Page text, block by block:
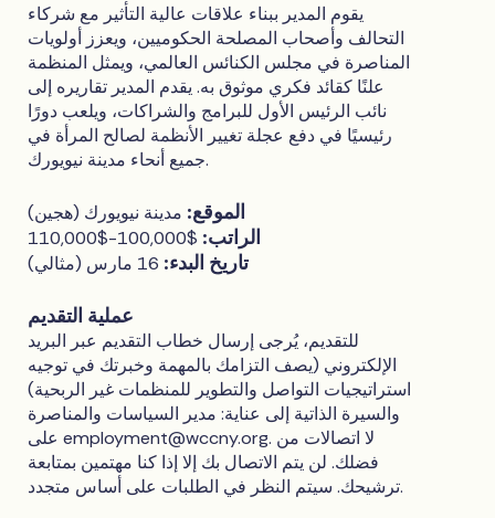
يقوم المدير ببناء علاقات عالية التأثير مع شركاء
التحالف وأصحاب المصلحة الحكوميين، ويعزز أولويات
المناصرة في مجلس الكنائس العالمي، ويمثل المنظمة
علنًا كقائد فكري موثوق به. يقدم المدير تقاريره إلى
نائب الرئيس الأول للبرامج والشراكات، ويلعب دورًا
رئيسيًا في دفع عجلة تغيير الأنظمة لصالح المرأة في
جميع أنحاء مدينة نيويورك.
الموقع: مدينة نيويورك (هجين)
الراتب: $100,000-$110,000
تاريخ البدء:
عملية التقديم
للتقديم، يُرجى إرسال خطاب التقديم عبر البريد
الإلكتروني (يصف التزامك بالمهمة وخبرتك في توجيه
استراتيجيات التواصل والتطوير للمنظمات غير الربحية)
والسيرة الذاتية إلى عناية: مدير السياسات والمناصرة
علىemployment@wccny.org. لا اتصالات من
فضلك. لن يتم الاتصال بك إلا إذا كنا مهتمين بمتابعة
ترشيحك. سيتم النظر في الطلبات على أساس متجدد.